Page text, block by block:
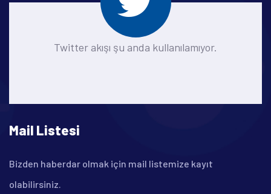
Twitter akışı şu anda kullanılamıyor.
Mail Listesi
Bizden haberdar olmak için mail listemize kayıt
olabilirsiniz.